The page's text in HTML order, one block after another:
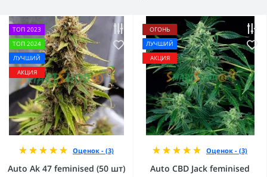
ТОП 2023
ТОП 2024
ЛУЧШИЙ
АКЦИЯ
Оценок - (3)
Auto Ak 47 feminised (50 шт)
ОГОНЬ
ЛУЧШИЙ
АКЦИЯ
Оценок - (3)
Auto CBD Jack feminised